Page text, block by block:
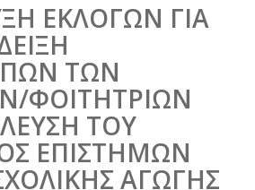
ΕΚΛΟΓΩΝ ΓΙΑ
ΤΩΝ
ΦΟΙΤΗΤΡΙΩΝ
ΤΟΥ
ΕΠΙΣΤΗΜΩΝ
ΑΓΩΓΗΣ